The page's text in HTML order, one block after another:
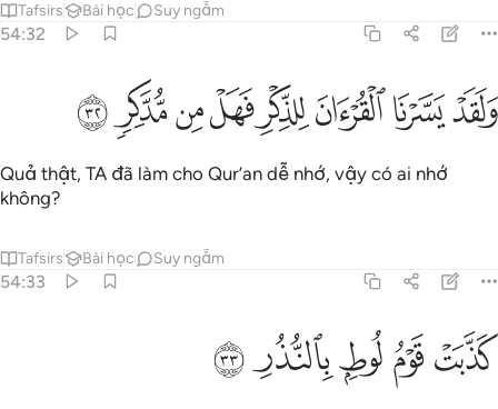
Tafsirs Bài học Suy ngẫm
54:32
ولقد يسرنا القران للذكر فهل من مدكر ٣٢
وَلَقَدْ يَسَّرْنَا ٱلْقُرْءَانَ لِلذِّكْرِ فَهَلْ مِن مُّدَّكِرٍۢ ٣٢
ﱞﱟﱠﱡﱢﱣﱤﱥ
Quả thật, TA đã làm cho Qur’an dễ nhớ, vậy có ai nhớ
không?
Tafsirs Bài học Suy ngẫm
54:33
كذبت قوم لوط بالنذر ٣٣
كَذَّبَتْ قَوْمُ لُوطٍۭ بِٱلنُّذُرِ ٣٣
ﱦﱧﱨﱩﱪ